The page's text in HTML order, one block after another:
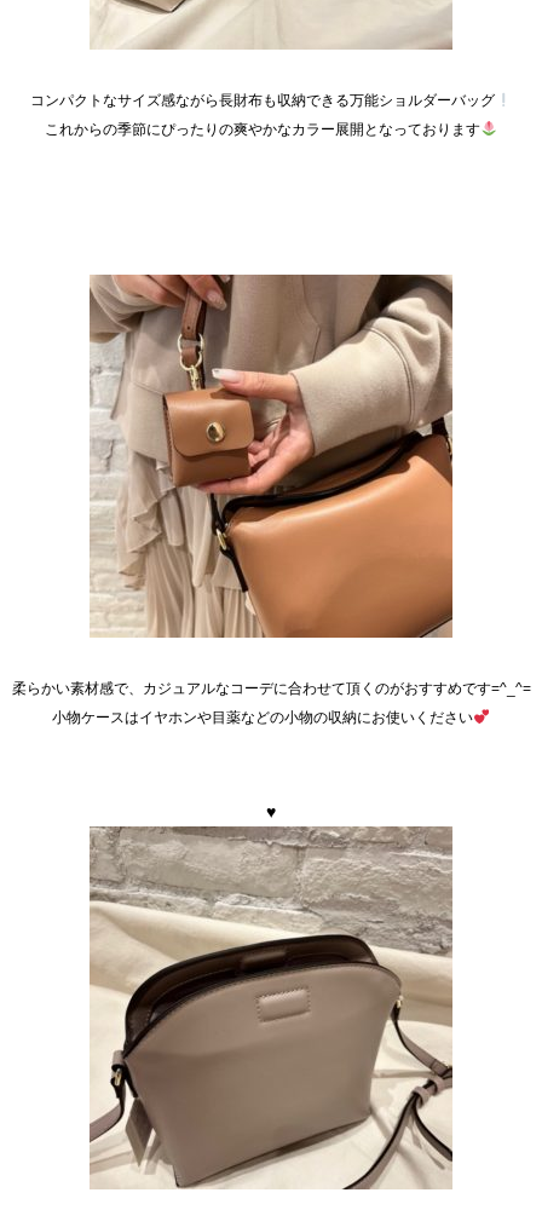
コンパクトなサイズ感ながら長財布も収納できる万能ショルダーバッグ
これからの季節にぴったりの爽やかなカラー展開となっております
柔らかい素材感で、カジュアルなコーデに合わせて頂くのがおすすめです=^_^=
小物ケースはイヤホンや目薬などの小物の収納にお使いください
♥